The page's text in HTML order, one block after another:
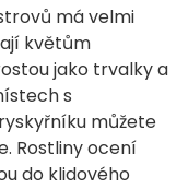
má velmi
květům
jako trvalky a
s
můžete
Rostliny ocení
do klidového